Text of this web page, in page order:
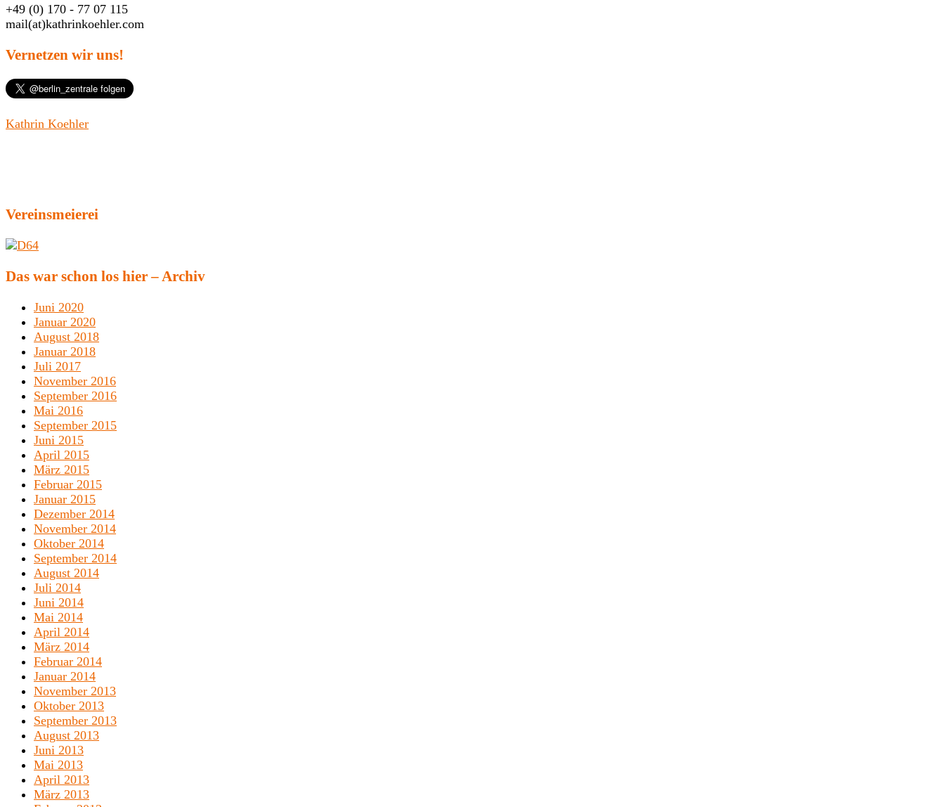
+49 (0) 170 - 77 07 115
mail(at)kathrinkoehler.com
Vernetzen wir uns!
Kathrin Koehler
Vereinsmeierei
Das war schon los hier – Archiv
Juni 2020
Januar 2020
August 2018
Januar 2018
Juli 2017
November 2016
September 2016
Mai 2016
September 2015
Juni 2015
April 2015
März 2015
Februar 2015
Januar 2015
Dezember 2014
November 2014
Oktober 2014
September 2014
August 2014
Juli 2014
Juni 2014
Mai 2014
April 2014
März 2014
Februar 2014
Januar 2014
November 2013
Oktober 2013
September 2013
August 2013
Juni 2013
Mai 2013
April 2013
März 2013